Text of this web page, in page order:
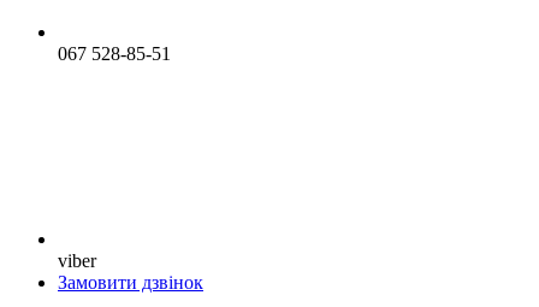
067 528-85-51
viber
Замовити дзвінок